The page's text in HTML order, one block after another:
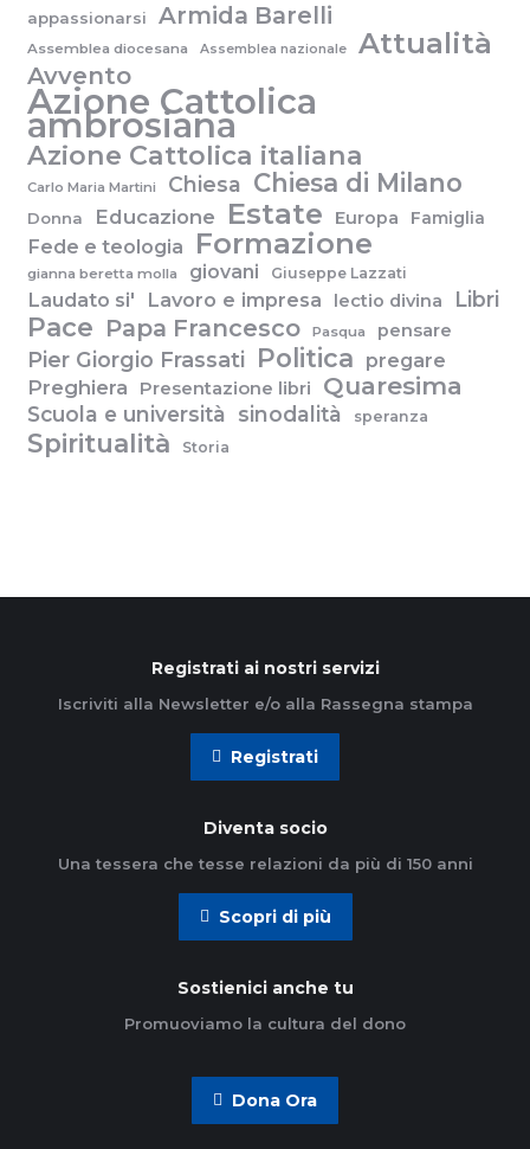
appassionarsi Armida Barelli
Assemblea diocesana Assemblea nazionale Attualità
Avvento
Azione Cattolica
ambrosiana
Azione Cattolica italiana
Carlo Maria Martini Chiesa Chiesa di Milano
Donna Educazione Estate Europa Famiglia
Fede e teologia Formazione
gianna beretta molla giovani Giuseppe Lazzati
Laudato si' Lavoro e impresa lectio divina Libri
Pace Papa Francesco Pasqua pensare
Pier Giorgio Frassati Politica pregare
Preghiera
Presentazione libri Quaresima
Scuola e università sinodalità speranza
Spiritualità Storia
Registrati ai nostri servizi
Iscriviti alla Newsletter e/o alla Rassegna stampa
Registrati
Diventa socio
Una tessera che tesse relazioni da più di 150 anni
Scopri di più
Sostienici anche tu
Promuoviamo la cultura del dono
Dona Ora